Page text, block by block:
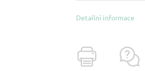
Detailní informace